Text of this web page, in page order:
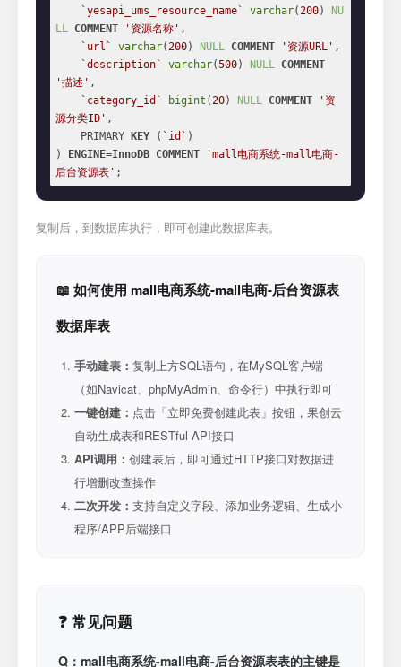
`yesapi_ums_resource_name`
varchar(200)
NU
LL COMMENT '资源名称' ,
`url`
varchar(200) NULL COMMENT '资源URL' ,
`description`
varchar(500) NULL COMMENT
'描述' ,
`category_id`
bigint (20) NULL COMMENT
'资
源分类ID' ,
    PRIMARY
KEY ( `id` )
)
ENGINE=InnoDB COMMENT
'mall电商系统-mall电商-
后台资源表' ;
复制后，到数据库执行，即可创建此数据库表。
📖 如何使用 mall电商系统-mall电商-后台资源表
数据库表
手动建表： 复制上方SQL语句，在MySQL客户端
（如Navicat、phpMyAdmin、命令行）中执行即可
一键创建： 点击「立即免费创建此表」按钮，果创云
自动生成表和RESTful API接口
API调用： 创建表后，即可通过HTTP接口对数据进
行增删改查操作
二次开发： 支持自定义字段、添加业务逻辑、生成小
程序/APP后端接口
❓ 常见问题
Q：mall电商系统-mall电商-后台资源表表的主键是